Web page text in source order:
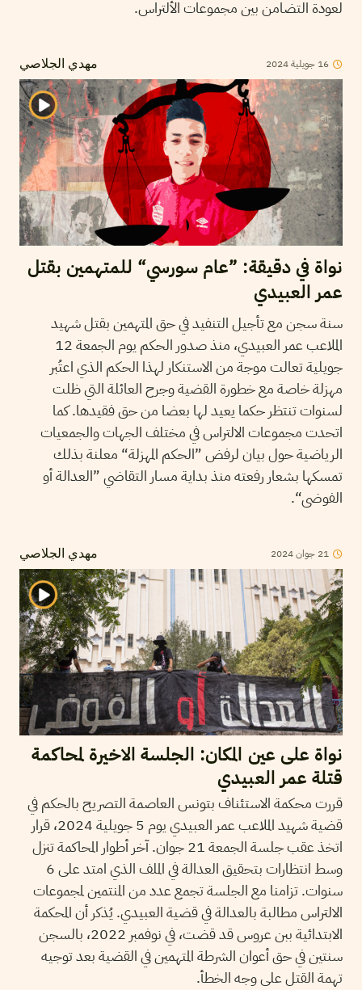
لعودة التضامن بين مجموعات الألتراس.
مهدي الجلاصي 16 جويلية2024
نواة في دقيقة: ”عام سورسي“ للمتهمين بقتل
عمر العبيدي
سنة سجن مع تأجيل التنفيد في حق المتهمين بقتل شهيد
الملاعب عمر العبيدي، منذ صدور الحكم يوم الجمعة 12
جويلية تعالت موجة من الاستنكار لهذا الحكم الذي اعتُبر
مهزلة خاصة مع خطورة القضية وجرح العائلة التي ظلت
لسنوات تنتظر حكما يعيد لها بعضا من حق فقيدها. كما
اتحدت مجموعات الالتراس في مختلف الجهات والجمعيات
الرياضية حول بيان لرفض ”الحكم المهزلة“ معلنة بذلك
تمسكها بشعار رفعته منذ بداية مسار التقاضي ”العدالة أو
الفوضى“.
مهدي الجلاصي 21 جوان2024
نواة على عين المكان: الجلسة الاخيرة لمحاكمة
قتلة عمر العبيدي
قررت محكمة الاستئناف بتونس العاصمة التصريح بالحكم في
قضية شهيد الملاعب عمر العبيدي يوم 5 جويلية 2024، قرار
اتخذ عقب جلسة الجمعة 21 جوان. آخر أطوار المحاكمة تنزل
وسط انتظارات بتحقيق العدالة في الملف الذي امتد على 6
سنوات. تزامنا مع الجلسة تجمع عدد من المنتمين لمجموعات
الالتراس مطالبة بالعدالة في قضية العبيدي. يُذكر أن المحكمة
الابتدائية ببن عروس قد قضت، في نوفمبر 2022، بالسجن
سنتين في حق أعوان الشرطة المتهمين في القضية بعد توجيه
تهمة القتل على وجه الخطأ.